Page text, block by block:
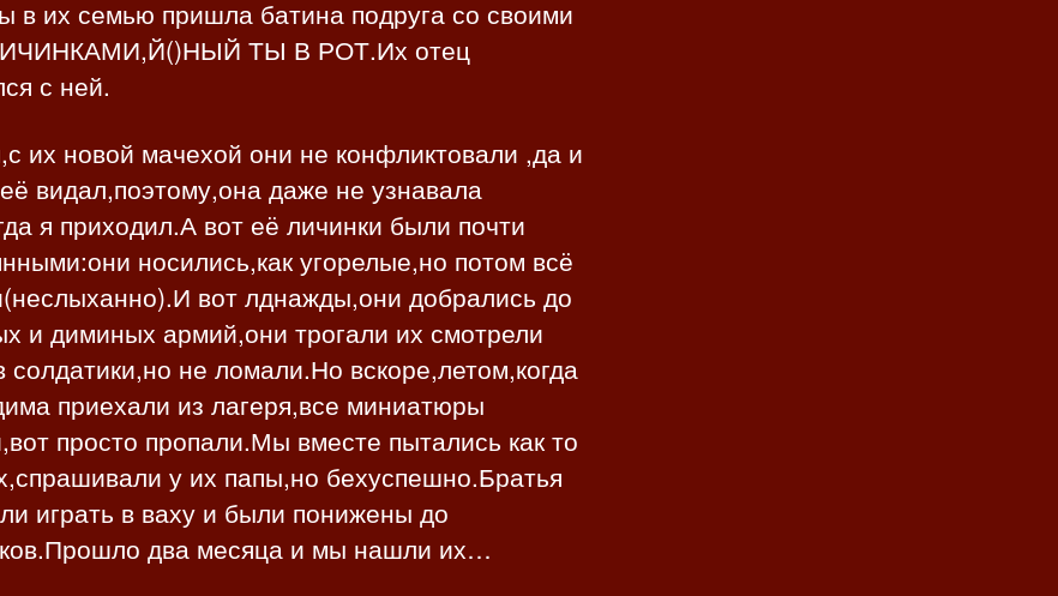
в их семью пришла батина подруга со своими
ТЫ В РОТ.Их отец
с ней.
их новой мачехой они не конфликтовали ,да и
видал,поэтому,она даже не узнавала
я приходил.А вот её личинки были почти
носились,как угорелые,но потом всё
вот лднажды,они добрались до
и диминых армий,они трогали их смотрели
солдатики,но не ломали.Но вскоре,летом,когда
приехали из лагеря,все миниатюры
просто пропали.Мы вместе пытались как то
у их папы,но бехуспешно.Братья
играть в ваху и были понижены до
два месяца и мы нашли их…